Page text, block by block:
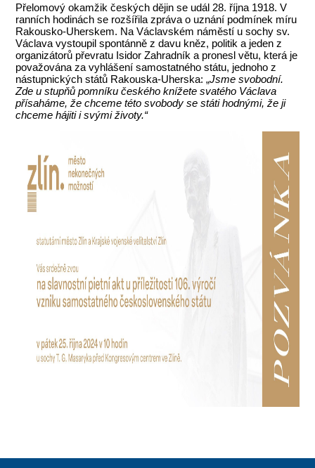
Přelomový okamžik českých dějin se udál 28. října 1918. V
ranních hodinách se rozšířila zpráva o uznání podmínek míru
Rakousko-Uherskem. Na Václavském náměstí u sochy sv.
Václava vystoupil spontánně z davu kněz, politik a jeden z
organizátorů převratu Isidor Zahradník a pronesl větu, která je
považována za vyhlášení samostatného státu, jednoho z
nástupnických států Rakouska-Uherska: „Jsme svobodní.
Zde u stupňů pomníku českého knížete svatého Václava
přísaháme, že chceme této svobody se státi hodnými, že ji
chceme hájiti i svými životy.“